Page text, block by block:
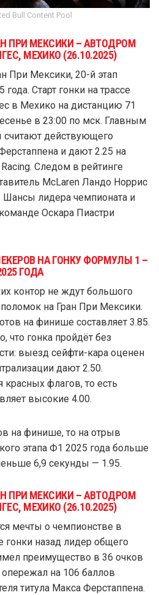
Bull Content Pool
ПРИ МЕКСИКИ – АВТОДРОМ
МЕХИКО (26.10.2025)
При Мексики, 20-й этап
Старт гонки на трассе
в Мехико на дистанцию 71
в 23:00 по мск. Главным
действующего
и дают 2.25 на
Следом в рейтинге
McLaren Ландо Норрис
лидера чемпионата и
Оскара Пиастри
НА ГОНКУ ФОРМУЛЫ 1 –
ГОДА
контор не ждут большого
на Гран При Мексики.
на финише составляет 3.85.
что гонка пройдёт без
выезд сейфти-кара оценен
дают 2.50.
красных флагов, то есть
высокие 4.00.
на финише, то на отрыв
этапа Ф1 2025 года больше
6,9 секунды — 1.95.
ПРИ МЕКСИКИ – АВТОДРОМ
МЕХИКО (26.10.2025)
мечты о чемпионстве в
назад лидер общего
преимущество в 36 очков
на 106 баллов
титула Макса Ферстаппена.